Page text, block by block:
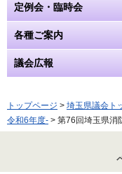
定例会・臨時会
各種ご案内
議会広報
トップページ > 埼玉県議会ト
令和6年度- > 第76回埼玉県消